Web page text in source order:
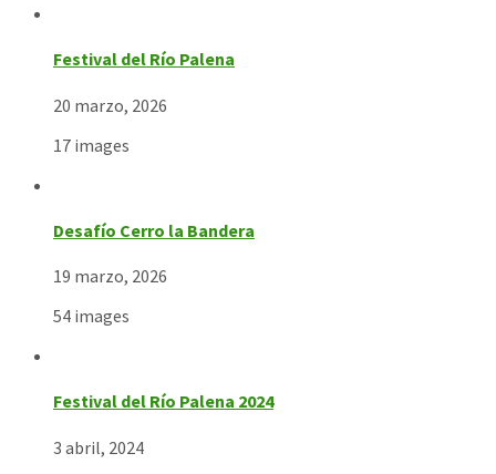
Festival del Río Palena
20 marzo, 2026
17 images
Desafío Cerro la Bandera
19 marzo, 2026
54 images
Festival del Río Palena 2024
3 abril, 2024